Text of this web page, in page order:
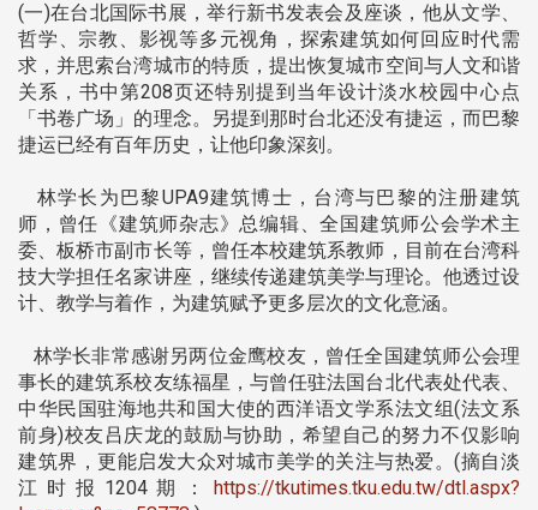
(一)在台北国际书展，举行新书发表会及座谈，他从文学、
哲学、宗教、影视等多元视角，探索建筑如何回应时代需
求，并思索台湾城市的特质，提出恢复城市空间与人文和谐
关系，书中第208页还特别提到当年设计淡水校园中心点
「书卷广场」的理念。另提到那时台北还没有捷运，而巴黎
捷运已经有百年历史，让他印象深刻。
林学长为巴黎UPA9建筑博士，台湾与巴黎的注册建筑
师，曾任《建筑师杂志》总编辑、全国建筑师公会学术主
委、板桥市副市长等，曾任本校建筑系教师，目前在台湾科
技大学担任名家讲座，继续传递建筑美学与理论。他透过设
计、教学与着作，为建筑赋予更多层次的文化意涵。
林学长非常感谢另两位金鹰校友，曾任全国建筑师公会理
事长的建筑系校友练福星，与曾任驻法国台北代表处代表、
中华民国驻海地共和国大使的西洋语文学系法文组(法文系
前身)校友吕庆龙的鼓励与协助，希望自己的努力不仅影响
建筑界，更能启发大众对城市美学的关注与热爱。(摘自淡
江时报1204期： https://tkutimes.tku.edu.tw/dtl.aspx?